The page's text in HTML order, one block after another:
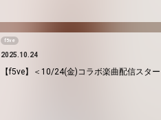
f5ve
2025.10.24
【f5ve】＜10/24(金)コラボ楽曲配信スタ